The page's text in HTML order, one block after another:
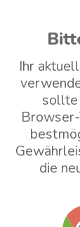
Ihr
sollte
die